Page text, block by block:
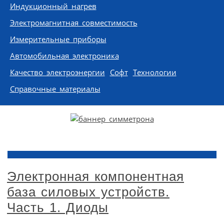
Индукционный нагрев
Электромагнитная совместимость
Измерительные приборы
Автомобильная электроника
Качество электроэнергии Софт Технологии
Справочные материалы
Электронная компонентная
база силовых устройств.
Часть 1. Диоды